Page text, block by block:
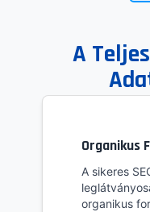
A
Organikus
A sikeres
organikus